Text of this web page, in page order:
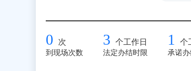
0 次
到现场次数
3 个工作日
法定办结时限
1 个
承诺